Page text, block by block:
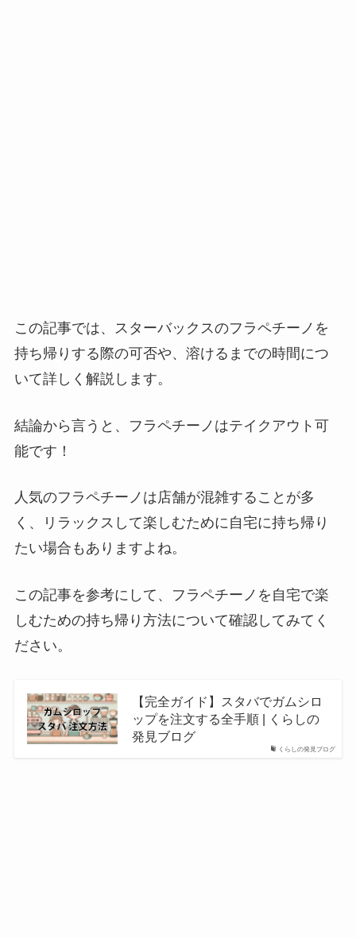
この記事では、スターバックスのフラペチーノを
持ち帰りする際の可否や、溶けるまでの時間につ
いて詳しく解説します。
結論から言うと、フラペチーノはテイクアウト可
能です！
人気のフラペチーノは店舗が混雑することが多
く、リラックスして楽しむために自宅に持ち帰り
たい場合もありますよね。
この記事を参考にして、フラペチーノを自宅で楽
しむための持ち帰り方法について確認してみてく
ださい。
くらしの発見ブログ
【完全ガイド】スタバでガムシロ
ップを注文する全手順 | くらしの
発見ブログ